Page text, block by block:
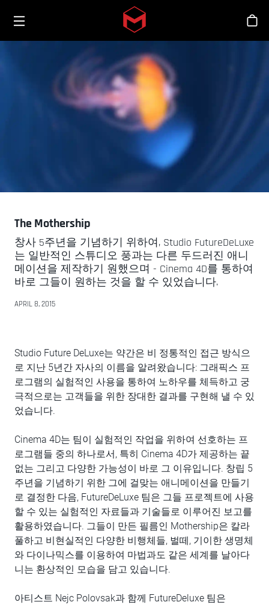
Skip to main content
Toggle menu
스
The Mothership
창사 5주년을 기념하기 위하여, Studio FutureDeLuxe
는 일반적인 스튜디오 풍과는 다른 두드러진 애니
메이션을 제작하기 원했으며 - Cinema 4D를 통하여
바로 그들이 원하는 것을 할 수 있었습니다.
APRIL 8, 2015
Studio Future DeLuxe는 약간은 비 정통적인 접근 방식으
로 지난 5년간 자사의 이름을 알려왔습니다: 그래픽스 프
로그램의 실험적인 사용을 통하여 노하우를 체득하고 궁
극적으로는 고객들을 위한 장대한 결과를 구현해 낼 수 있
었습니다.
Cinema 4D는 팀이 실험적인 작업을 위하여 선호하는 프
로그램들 중의 하나로서, 특히 Cinema 4D가 제공하는 끝
없는 그리고 다양한 가능성이 바로 그 이유입니다. 창립 5
주년을 기념하기 위한 그에 걸맞는 애니메이션을 만들기
로 결정한 다음, FutureDeLuxe 팀은 그들 프로젝트에 사용
할 수 있는 실험적인 자료들과 기술들로 이루어진 보고를
활용하였습니다. 그들이 만든 필름인 Mothership은 칼라
풀하고 비현실적인 다양한 비행체들, 벌떼, 기이한 생명체
와 다이나믹스를 이용하여 마법과도 같은 세계를 날아다
니는 환상적인 모습을 담고 있습니다.
아티스트 Nejc Polovsak과 함께 FutureDeluxe 팀은